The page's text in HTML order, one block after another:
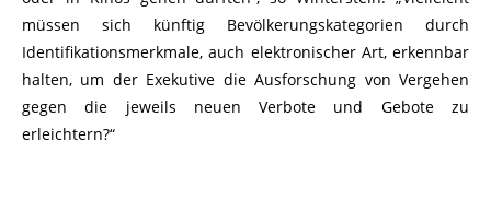
müssen sich künftig Bevölkerungskategorien durch
Identifikationsmerkmale, auch elektronischer Art, erkennbar
halten, um der Exekutive die Ausforschung von Vergehen
gegen die jeweils neuen Verbote und Gebote zu
erleichtern?“